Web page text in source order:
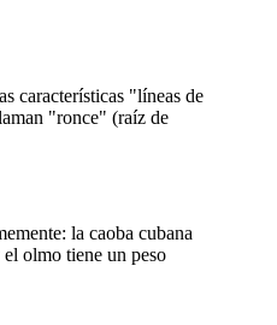
características "líneas de
"ronce" (raíz de
la caoba cubana
olmo tiene un peso